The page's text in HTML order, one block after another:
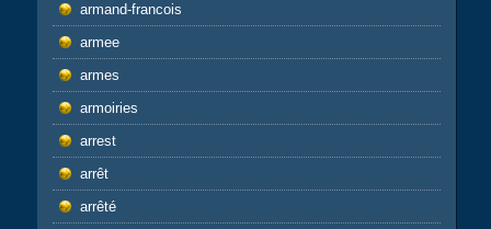
armand-francois
armee
armes
armoiries
arrest
arrêt
arrêté